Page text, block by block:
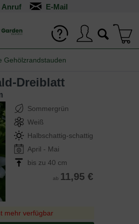
Anruf
Gehölzrandstauden
Dreiblatt
Sommergrün
Weiß
Halbschattig-schattig
April - Mai
bis zu 40 cm
ab 11,95 €
mehr verfügbar